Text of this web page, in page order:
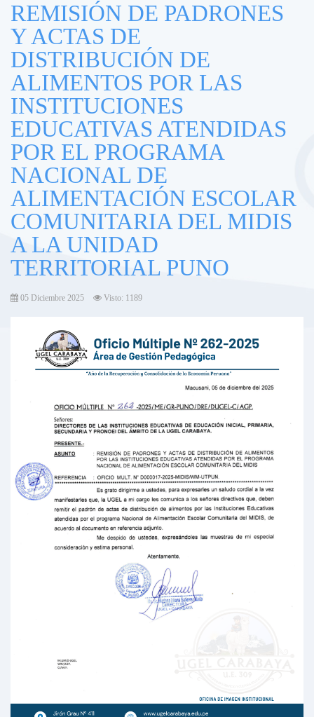
REMISIÓN DE PADRONES
Y ACTAS DE
DISTRIBUCIÓN DE
ALIMENTOS POR LAS
INSTITUCIONES
EDUCATIVAS ATENDIDAS
POR EL PROGRAMA
NACIONAL DE
ALIMENTACIÓN ESCOLAR
COMUNITARIA DEL MIDIS
A LA UNIDAD
TERRITORIAL PUNO
05 Diciembre 2025 Visto: 1189